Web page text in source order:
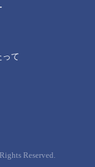
て
Reserved.